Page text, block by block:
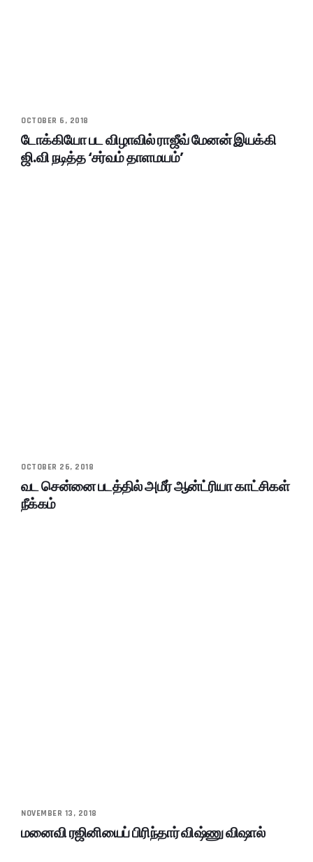
OCTOBER 6, 2018
டோக்கியோ பட விழாவில் ராஜீவ் மேனன் இயக்கி
ஜி.வி நடித்த ‘சர்வம் தாளமயம்’
OCTOBER 26, 2018
வட சென்னை படத்தில் அமீர் ஆன்ட்ரியா காட்சிகள்
நீக்கம்
NOVEMBER 13, 2018
மனைவி ரஜினியைப் பிரிந்தார் விஷ்ணு விஷால்